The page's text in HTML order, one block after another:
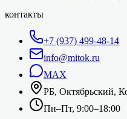
контакты
+7 (937) 499-48-14
info@mitok.ru
MAX
РБ, Октябрьский,
Пн–Пт, 9:00–18:00